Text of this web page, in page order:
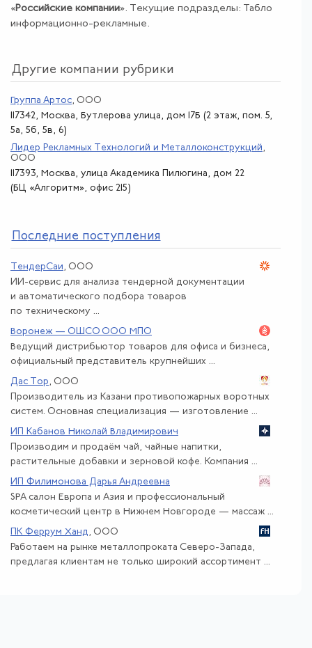
«Российские компании». Текущие подразделы: Табло
информационно-рекламные.
Другие компании рубрики
Группа Артос, ООО
117342, Москва, Бутлерова улица, дом 17Б (2 этаж, пом. 5,
5а, 5б, 5в, 6)
Лидер Рекламных Технологий и Металлоконструкций,
ООО
117393, Москва, улица Академика Пилюгина, дом 22
(БЦ «Алгоритм», офис 215)
Последние поступления
ТендерСаи , ООО
ИИ-сервис для анализа тендерной документации
и автоматического подбора товаров
по техническому ...
Воронеж — ОШСО ООО МПО
Ведущий дистрибьютор товаров для офиса и бизнеса,
официальный представитель крупнейших ...
Дас Тор , ООО
Производитель из Казани противопожарных воротных
систем. Основная специализация — изготовление ...
ИП Кабанов Николай Владимирович
Производим и продаём чай, чайные напитки,
растительные добавки и зерновой кофе. Компания ...
ИП Филимонова Дарья Андреевна
SPA салон Европа и Азия и профессиональный
косметический центр в Нижнем Новгороде — массаж ...
ПК Феррум Ханд , ООО
Работаем на рынке металлопроката Северо-Запада,
предлагая клиентам не только широкий ассортимент ...